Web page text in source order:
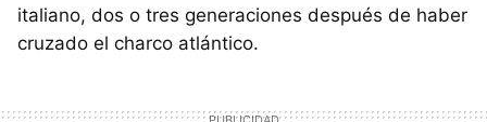
italiano, dos o tres generaciones después de haber
cruzado el charco atlántico.